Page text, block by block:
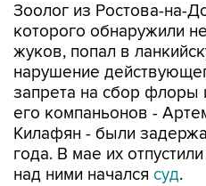
Зоолог из Ростова-на-
которого обнаружили
жуков, попал в
нарушение
запрета на сбор
его компаньонов -
Килафян - были
года. В мае их
над ними начался суд.